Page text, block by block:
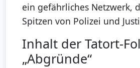
ein gefährliches Netzwerk,
Spitzen von Polizei und
Inhalt der Tatort-
„Abgründe“